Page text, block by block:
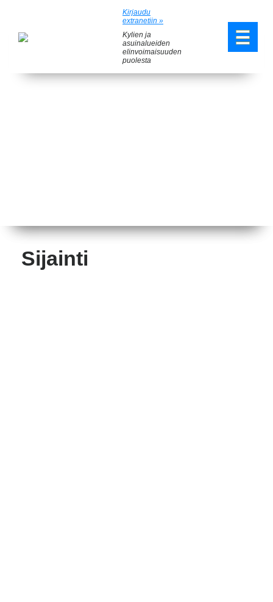
Kirjaudu
extranetiin »
Kylien ja
asuinalueiden
elinvoimaisuuden
puolesta
Sijainti